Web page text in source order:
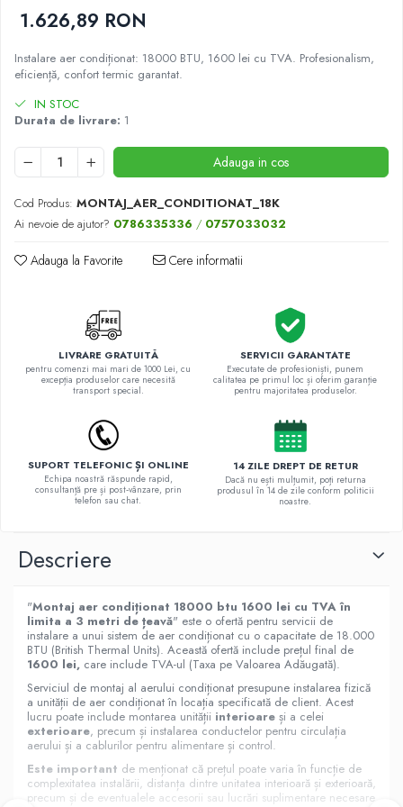
55000 BTU
Telecomenzi
Adaptoare wi-fi
1.626,89 RON
Instalare aer condiționat: 18000 BTU, 1600 lei cu TVA. Profesionalism,
eficiență, confort termic garantat.
IN STOC
Durata de livrare: 1
Adauga in cos
Cod Produs: MONTAJ_AER_CONDITIONAT_18K
Ai nevoie de ajutor? 0786335336 / 0757033032
Adauga la Favorite Cere informatii
LIVRARE GRATUITĂ
pentru comenzi mai mari de 1000 Lei, cu
excepția produselor care necesită
transport special.
SERVICII GARANTATE
Executate de profesioniști, punem
calitatea pe primul loc și oferim garanție
pentru majoritatea produselor.
SUPORT TELEFONIC ȘI ONLINE
Echipa noastră răspunde rapid,
consultanță pre și post‑vânzare, prin
telefon sau chat.
14 ZILE DREPT DE RETUR
Dacă nu ești mulțumit, poți returna
produsul în 14 de zile conform politicii
noastre.
Descriere
"Montaj aer condiționat 18000 btu 1600 lei cu TVA în
limita a 3 metri de țeavă" este o ofertă pentru servicii de
instalare a unui sistem de aer condiționat cu o capacitate de 18.000
BTU (British Thermal Units). Această ofertă include prețul final de
1600 lei, care include TVA-ul (Taxa pe Valoarea Adăugată).
Serviciul de montaj al aerului condiționat presupune instalarea fizică
a unității de aer condiționat în locația specificată de client. Acest
lucru poate include montarea unității interioare și a celei
exterioare, precum și instalarea conductelor pentru circulația
aerului și a cablurilor pentru alimentare și control.
Este important de menționat că prețul poate varia în funcție de
complexitatea instalării, distanța dintre unitatea interioară și exterioară,
precum și de eventualele accesorii sau lucrări suplimentare necesare